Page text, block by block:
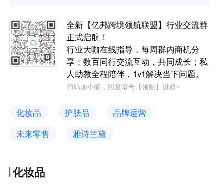
全新【亿邦跨境领航联盟】行业交流群
正式启航！
行业大咖在线指导，每周群内商机分
享；数百同行交流互动，共同成长；私
人助教全程陪伴，1v1解决当下问题。
扫码加小编，回复暗号【领航】进群~
化妆品 护肤品
品牌运营
未来零售
雅诗兰黛
化妆品